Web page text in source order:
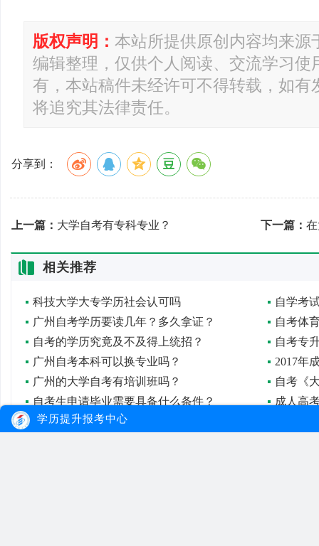
版权声明： 本站所提供原创内容均来源
编辑整理，仅供个人阅读、交流学习使
有，本站稿件未经许可不得转载，如有
将追究其法律责任。
分享到：
上一篇： 大学自考有专科专业？ 下一篇：
相关推荐
科技大学大专学历社会认可吗
自学考
广州自考学历要读几年？多久拿证？
自考体
自考的学历究竟及不及得上统招？
自考专
广州自考本科可以换专业吗？
2017年
广州的大学自考有培训班吗？
自考《
自考生申请毕业需要具备什么条件？
学历提升报考中心